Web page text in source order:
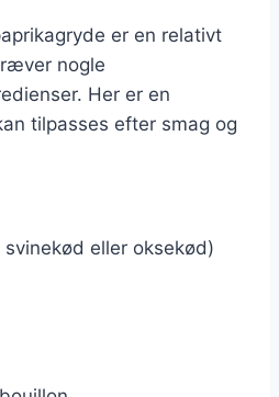
er en relativt
nogle
Her er en
tilpasses efter smag og
eller oksekød)